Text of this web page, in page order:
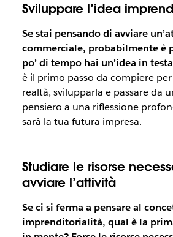
Sviluppare l’idea
Se stai pensando di avviare
commerciale, probabilmente è
po’ di tempo hai un’idea in testa
è il primo passo da compiere
realtà, svilupparla e passare da
pensiero a una riflessione
sarà la tua futura impresa.
Studiare le risorse
avviare l’attività
Se ci si ferma a pensare al
imprenditorialità, qual è la